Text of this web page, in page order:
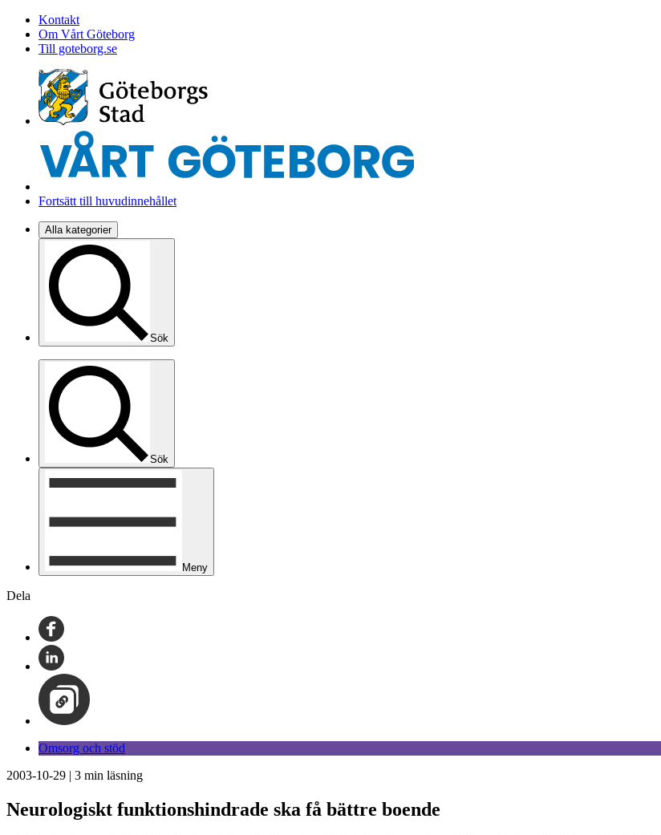
Kontakt
Om Vårt Göteborg
Till goteborg.se
Fortsätt till huvudinnehållet
Alla kategorier
Sök
Sök
Meny
Dela
Omsorg och stöd
2003-10-29 | 3 min läsning
Neurologiskt funktionshindrade ska få bättre boende